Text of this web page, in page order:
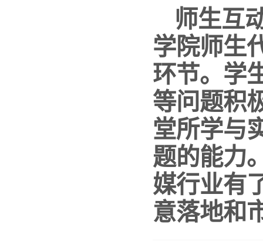
师生互
学院师生
环节。学
等问题积
堂所学与
题的能力
媒行业有
意落地和